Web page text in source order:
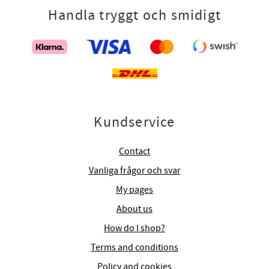
Handla tryggt och smidigt
Kundservice
Contact
Vanliga frågor och svar
My pages
About us
How do I shop?
Terms and conditions
Policy and cookies